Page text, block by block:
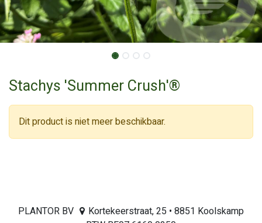
Stachys 'Summer Crush'®
Dit product is niet meer beschikbaar.
PLANTOR BV
Kortekeerstraat, 25 • 8851 Koolskamp